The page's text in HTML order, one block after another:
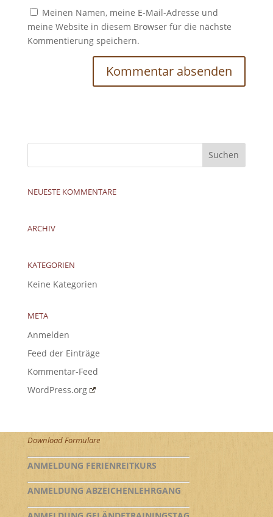
Meinen Namen, meine E-Mail-Adresse und
meine Website in diesem Browser für die nächste
Kommentierung speichern.
NEUESTE KOMMENTARE
ARCHIV
KATEGORIEN
Keine Kategorien
META
Anmelden
Feed der Einträge
Kommentar-Feed
WordPress.org
Download Formulare
ANMELDUNG FERIENREITKURS
ANMELDUNG ABZEICHENLEHRGANG